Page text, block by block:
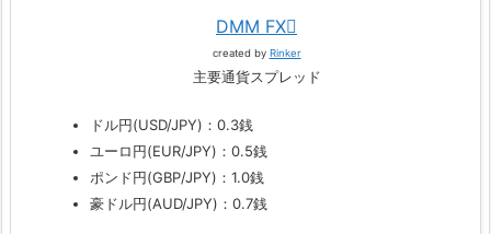
DMM FX
created by Rinker
主要通貨スプレッド
ドル円(USD/JPY)：0.3銭
ユーロ円(EUR/JPY)：0.5銭
ポンド円(GBP/JPY)：1.0銭
豪ドル円(AUD/JPY)：0.7銭